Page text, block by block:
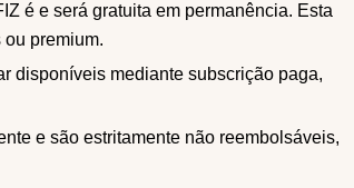
é e será gratuita em permanência. Esta
premium.
disponíveis mediante subscrição paga,
e são estritamente não reembolsáveis,